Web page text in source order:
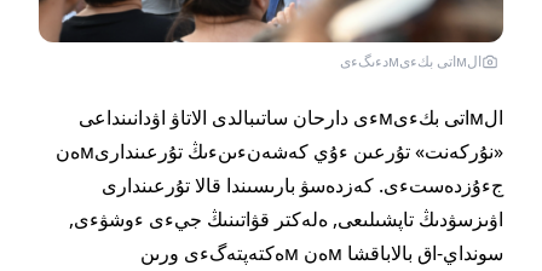
الмاتى بكءىмدءىگءى
الмاتى بكءىмءى دارحان ساتىبالدى الاتاۋ اۋدانىنداعى
«نۇركەنت» تۇرعىن ءۇي كەشەنءىنءىڭ تۇرعىندارىмەن
جءۇزدەستءى. كەزدەسۋ بارىسىندا قالا تۇرعىندارى
اۋىزسۋدىڭ تاپشىلىعى, ەلەكتر قۋاتىنىڭ جيءى ءوشۋءى,
سونداي-اق بالاباقشا мەن мەكتەپتەگءى ورىن